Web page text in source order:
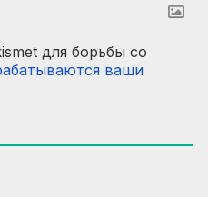
для борьбы со
ваши